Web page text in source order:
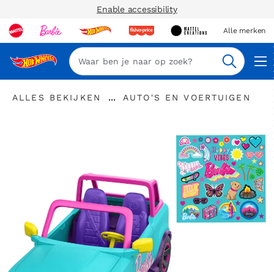
Enable accessibility
Alle merken
Zoeken
"Alles
ALLES BEKIJKEN
...
"AUTO'S EN VOERTUIGEN